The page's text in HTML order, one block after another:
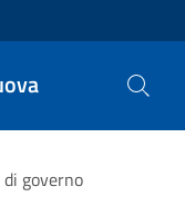
governo